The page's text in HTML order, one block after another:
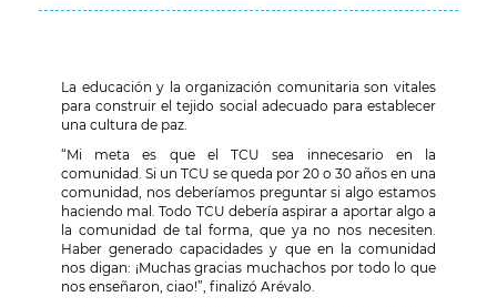
La educación y la organización comunitaria son vitales
para construir el tejido social adecuado para establecer
una cultura de paz.
“Mi meta es que el TCU sea innecesario en la
comunidad. Si un TCU se queda por 20 o 30 años en una
comunidad, nos deberíamos preguntar si algo estamos
haciendo mal. Todo TCU debería aspirar a aportar algo a
la comunidad de tal forma, que ya no nos necesiten.
Haber generado capacidades y que en la comunidad
nos digan: ¡Muchas gracias muchachos por todo lo que
nos enseñaron, ciao!”, finalizó Arévalo.